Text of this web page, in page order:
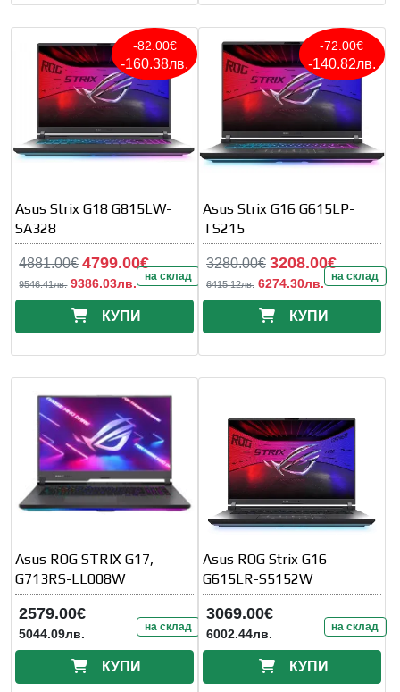
-82.00€
-160.38лв.
Asus Strix G18 G815LW-
SA328
4881.00€ 4799.00€
9546.41лв. 9386.03лв. на склад
КУПИ
-72.00€
-140.82лв.
Asus Strix G16 G615LP-
TS215
3280.00€ 3208.00€
6415.12лв. 6274.30лв. на склад
КУПИ
Asus ROG STRIX G17,
G713RS-LL008W
2579.00€
5044.09лв. на склад
КУПИ
Asus ROG Strix G16
G615LR-S5152W
3069.00€
6002.44лв. на склад
КУПИ